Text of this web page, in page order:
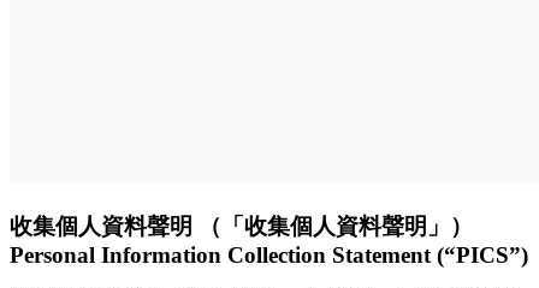
收集個人資料聲明 （「收集個人資料聲明」）
Personal Information Collection Statement (“PICS”)